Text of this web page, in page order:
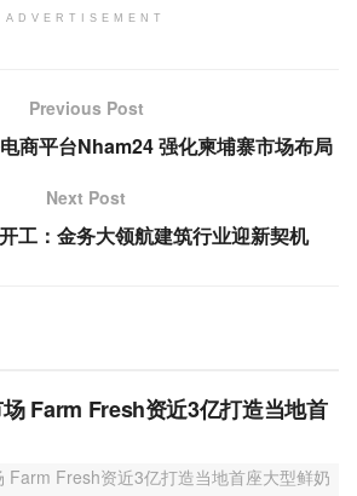
ADVERTISEMENT
Previous Post
商平台Nham24 强化柬埔寨市场布局
Next Post
工：金务大领航建筑行业迎新契机
Farm Fresh资近3亿打造当地首